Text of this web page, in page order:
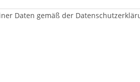
Daten gemäß der